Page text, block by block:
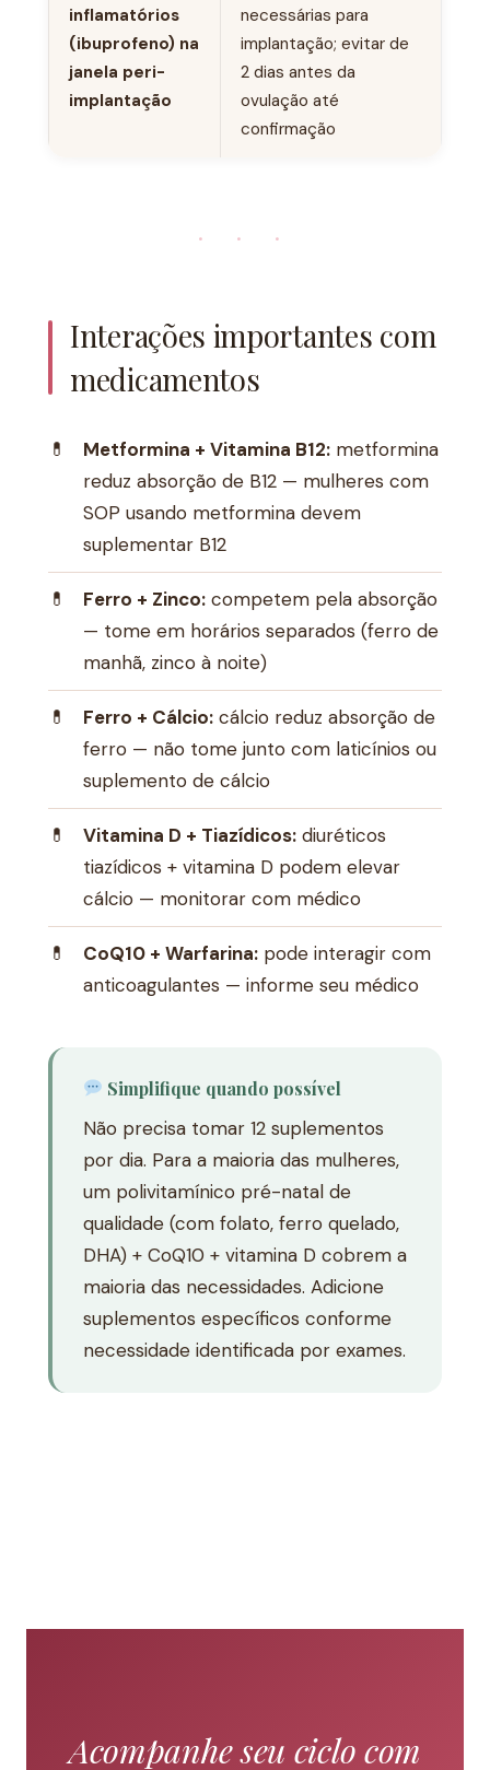
inflamatórios
(ibuprofeno) na
janela peri-
implantação
necessárias para
implantação; evitar de
2 dias antes da
ovulação até
confirmação
· · ·
Interações importantes com
medicamentos
Metformina + Vitamina B12: metformina
reduz absorção de B12 — mulheres com
SOP usando metformina devem
suplementar B12
Ferro + Zinco: competem pela absorção
— tome em horários separados (ferro de
manhã, zinco à noite)
Ferro + Cálcio: cálcio reduz absorção de
ferro — não tome junto com laticínios ou
suplemento de cálcio
Vitamina D + Tiazídicos: diuréticos
tiazídicos + vitamina D podem elevar
cálcio — monitorar com médico
CoQ10 + Warfarina: pode interagir com
anticoagulantes — informe seu médico
Simplifique quando possível
Não precisa tomar 12 suplementos
por dia. Para a maioria das mulheres,
um polivitamínico pré-natal de
qualidade (com folato, ferro quelado,
DHA) + CoQ10 + vitamina D cobrem a
maioria das necessidades. Adicione
suplementos específicos conforme
necessidade identificada por exames.
Acompanhe seu ciclo com